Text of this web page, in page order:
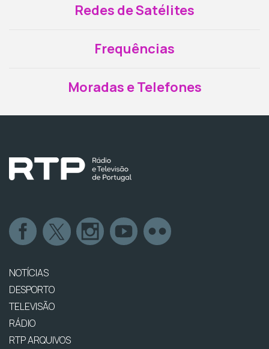
Redes de Satélites
Frequências
Moradas e Telefones
NOTÍCIAS
DESPORTO
TELEVISÃO
RÁDIO
RTP ARQUIVOS